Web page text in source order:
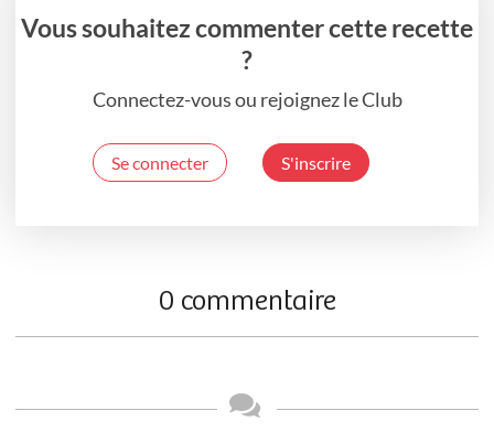
Vous souhaitez commenter cette recette
?
Connectez-vous ou rejoignez le Club
Se connecter S'inscrire
0 commentaire